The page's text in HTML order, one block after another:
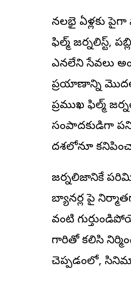
నలభై ఏళ్లకు
ఫిల్మ్ జర్నలిస్ట్,
ఎనలేని సేవలు
ప్రయాణాన్ని
ప్రముఖ ఫిల్మ్
సంపాదకుడిగా
దశలోనూ
జర్నలిజానికే
బ్యానర్ల పై
వంటి
గారితో కలిసి
చెప్పడంలో, సినిమా